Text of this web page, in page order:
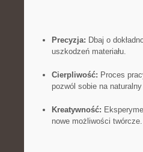
Precyzja: Dbaj o
uszkodzeń materiału.
Cierpliwość: Proces
pozwól sobie na
Kreatywność:
nowe możliwości ​twórcze.